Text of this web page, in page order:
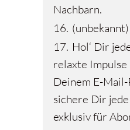
Nachbarn.
16. (unbekannt)
17. Hol‘ Dir
relaxte Impulse
Deinem E-
sichere Dir
exklusiv für